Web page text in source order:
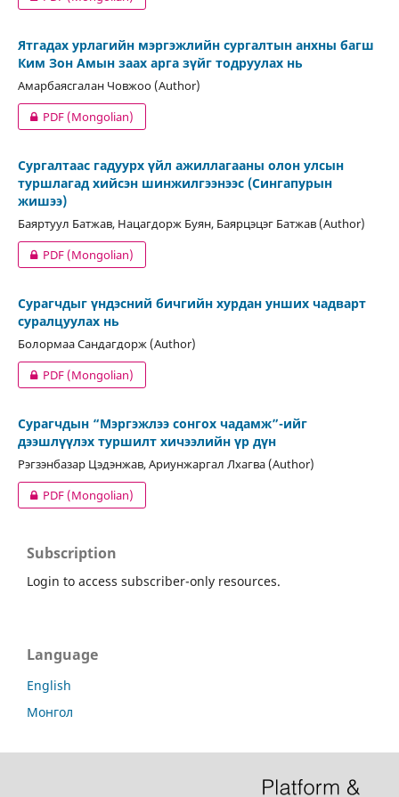
Ятгадах урлагийн мэргэжлийн сургалтын анхны багш
Ким Зон Амын заах арга зүйг тодруулах нь
Амарбаясгалан Човжоо (Author)
PDF (Mongolian)
Сургалтаас гадуурх үйл ажиллагааны олон улсын
туршлагад хийсэн шинжилгээнээс (Сингапурын
жишээ)
Баяртуул Батжав, Нацагдорж Буян, Баярцэцэг Батжав (Author)
PDF (Mongolian)
Сурагчдыг үндэсний бичгийн хурдан унших чадварт
суралцуулах нь
Болормаа Сандагдорж (Author)
PDF (Mongolian)
Сурагчдын “Мэргэжлээ сонгох чадамж”-ийг
дээшлүүлэх туршилт хичээлийн үр дүн
Рэгзэнбазар Цэдэнжав, Ариунжаргал Лхагва (Author)
PDF (Mongolian)
Subscription
Login to access subscriber-only resources.
Language
English
Монгол